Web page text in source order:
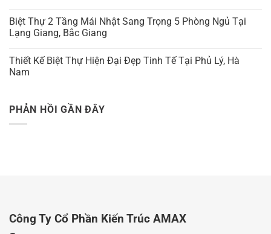
Biệt Thự 2 Tầng Mái Nhật Sang Trọng 5 Phòng Ngủ Tại
Lạng Giang, Bắc Giang
Thiết Kế Biệt Thự Hiện Đại Đẹp Tinh Tế Tại Phủ Lý, Hà
Nam
PHẢN HỒI GẦN ĐÂY
Công Ty Cổ Phần Kiến Trúc AMAX